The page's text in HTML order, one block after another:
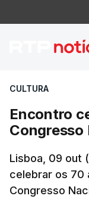
CULTURA
Encontro
Congresso
Lisboa, 09 out
celebrar os 70
Congresso